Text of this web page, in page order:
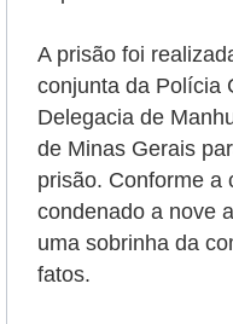
A prisão foi
conjunta da Polícia
Delegacia de
de Minas Gerais
prisão. Conforme a
condenado a nove
uma sobrinha da
fatos.